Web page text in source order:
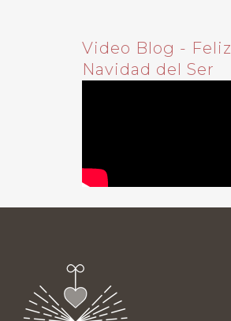
Video Blog - Feliz
Navidad del Ser